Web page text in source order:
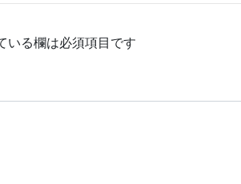
いる欄は必須項目です